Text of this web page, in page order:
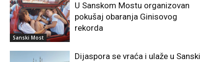
Sanski Most
U Sanskom Mostu organizovan
pokušaj obaranja Ginisovog
rekorda
Dijaspora se vraća i ulaže u Sanski